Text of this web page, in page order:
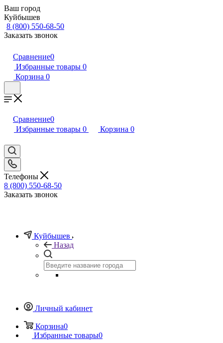
Ваш город
Куйбышев
8 (800) 550-68-50
Заказать звонок
Сравнение0
Избранные товары 0
Корзина 0
Сравнение0
Избранные товары 0 Корзина 0
Телефоны
8 (800) 550-68-50
Заказать звонок
Куйбышев
Назад
Личный кабинет
Корзина0
Избранные товары0